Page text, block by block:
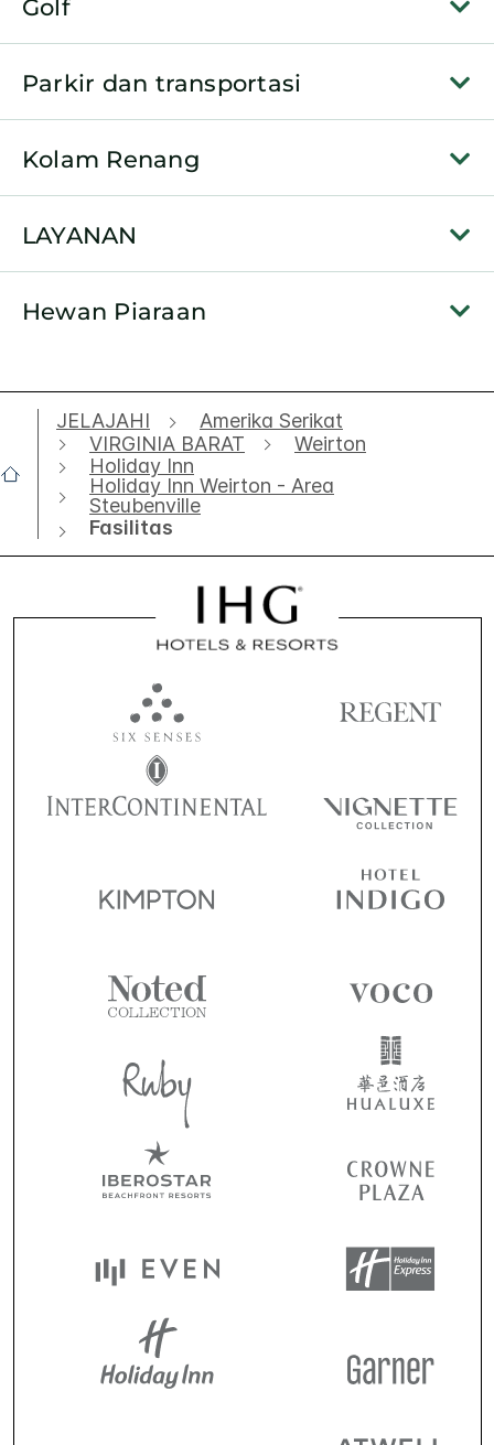
Golf
Parkir dan transportasi
Kolam Renang
LAYANAN
Hewan Piaraan
JELAJAHI
Amerika Serikat
VIRGINIA BARAT
Weirton
Holiday Inn
Holiday Inn Weirton - Area
Steubenville
Fasilitas